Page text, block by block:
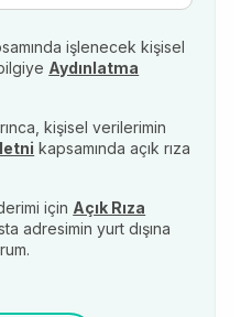
işlenecek kişisel
Aydınlatma
kişisel verilerimin
kapsamında açık rıza
için Açık Rıza
adresimin yurt dışına